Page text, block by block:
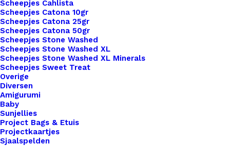
Scheepjes Cahlista
Scheepjes Catona 10gr
Scheepjes Catona 25gr
Scheepjes Catona 50gr
Scheepjes Stone Washed
Scheepjes Stone Washed XL
Scheepjes Stone Washed XL Minerals
Scheepjes Sweet Treat
Overige
Diversen
Amigurumi
Baby
Sunjellies
Project Bags & Etuis
Projectkaartjes
Sjaalspelden
€0,10